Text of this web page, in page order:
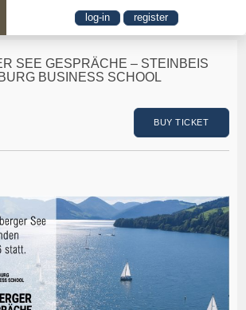
log-in register
SEE GESPRÄCHE – STEINBEIS
BUSINESS SCHOOL
BUY TICKET